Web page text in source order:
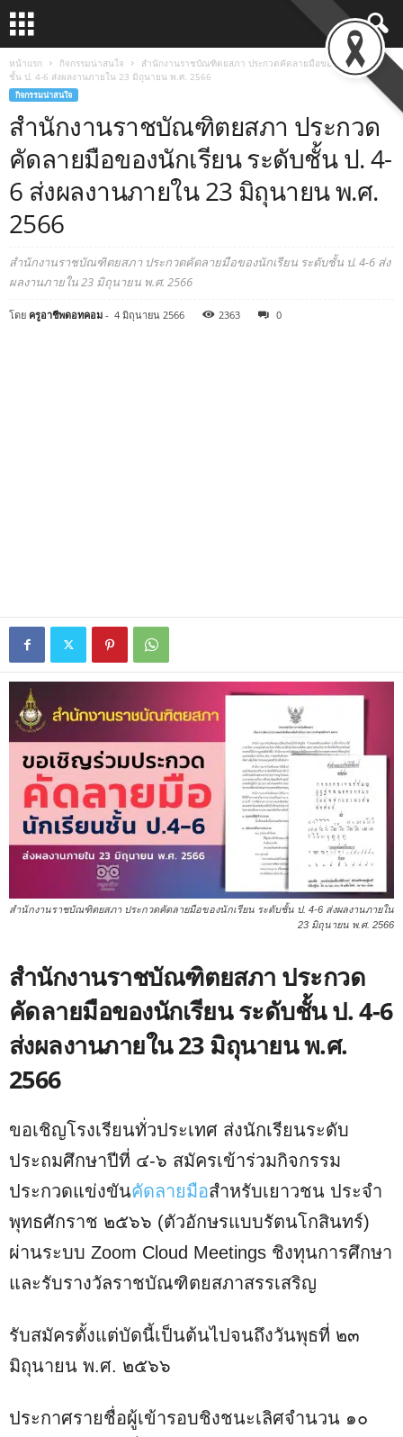
หน้าแรก กิจกรรมน่าสนใจ
สำนักงานราชบัณฑิตยสภา ประกวดคัดลายมือของนักเรียน ระดับ
ชั้น ป. 4-6 ส่งผลงานภายใน 23 มิถุนายน พ.ศ. 2566
กิจกรรมน่าสนใจ
สำนักงานราชบัณฑิตยสภา ประกวด
คัดลายมือของนักเรียน ระดับชั้น ป. 4-
6 ส่งผลงานภายใน 23 มิถุนายน พ.ศ.
2566
สำนักงานราชบัณฑิตยสภา ประกวดคัดลายมือของนักเรียน ระดับชั้น ป. 4-6 ส่ง
ผลงานภายใน 23 มิถุนายน พ.ศ. 2566
โดย ครูอาชีพดอทคอม - 4 มิถุนายน 2566 2363 0
สำนักงานราชบัณฑิตยสภา ประกวดคัดลายมือของนักเรียน ระดับชั้น ป. 4-6 ส่งผลงานภายใน
23 มิถุนายน พ.ศ. 2566
สำนักงานราชบัณฑิตยสภา ประกวด
คัดลายมือของนักเรียน ระดับชั้น ป. 4-6
ส่งผลงานภายใน 23 มิถุนายน พ.ศ.
2566
ขอเชิญโรงเรียนทั่วประเทศ ส่งนักเรียนระดับ
ประถมศึกษาปีที่ ๔-๖ สมัครเข้าร่วมกิจกรรม
ประกวดแข่งขันคัดลายมือสำหรับเยาวชน ประจำ
พุทธศักราช ๒๕๖๖ (ตัวอักษรแบบรัตนโกสินทร์)
ผ่านระบบ Zoom Cloud Meetings ชิงทุนการศึกษา
และรับรางวัลราชบัณฑิตยสภาสรรเสริญ
รับสมัครตั้งแต่บัดนี้เป็นต้นไปจนถึงวันพุธที่ ๒๓
มิถุนายน พ.ศ. ๒๕๖๖
ประกาศรายชื่อผู้เข้ารอบชิงชนะเลิศจำนวน ๑๐